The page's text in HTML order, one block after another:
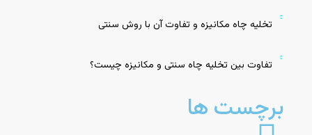
تخلیه چاه مکانیزه و تفاوت آن با روش سنتی
تفاوت بین تخلیه چاه سنتی و مکانیزه چیست؟
برچست ها